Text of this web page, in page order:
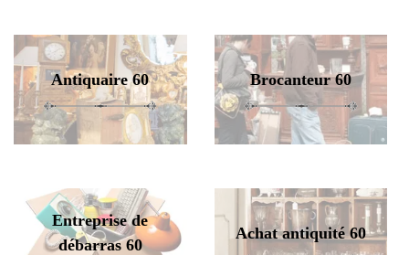
Antiquaire 60 Brocanteur 60
Entreprise de
débarras 60
Achat antiquité 60